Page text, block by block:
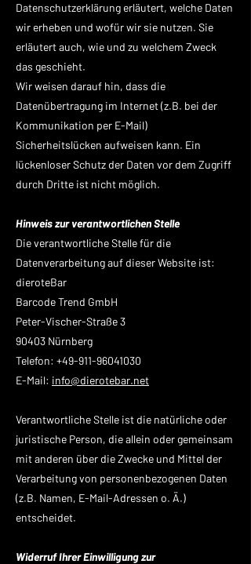
Datenschutzerklärung erläutert, welche Daten
wir erheben und wofür wir sie nutzen. Sie
erläutert auch, wie und zu welchem Zweck
das geschieht.
Wir weisen darauf hin, dass die
Datenübertragung im Internet (z.B. bei der
Kommunikation per E-Mail)
Sicherheitslücken aufweisen kann. Ein
lückenloser Schutz der Daten vor dem Zugriff
durch Dritte ist nicht möglich.
Hinweis zur verantwortlichen Stelle
Die verantwortliche Stelle für die
Datenverarbeitung auf dieser Website ist:
dieroteBar
Barcode Trend GmbH
Peter-Vischer-Straße 3
90403 Nürnberg
Telefon: +49-911-96041030
E-Mail: info@dierotebar.net
Verantwortliche Stelle ist die natürliche oder
juristische Person, die allein oder gemeinsam
mit anderen über die Zwecke und Mittel der
Verarbeitung von personenbezogenen Daten
(z.B. Namen, E-Mail-Adressen o. Ä.)
entscheidet.
Widerruf Ihrer Einwilligung zur